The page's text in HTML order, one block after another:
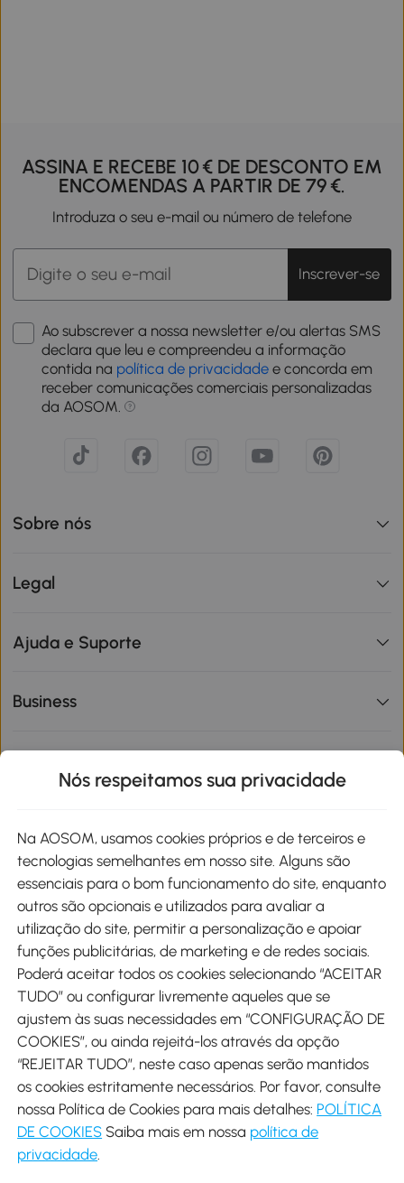
ASSINA E RECEBE 10 € DE DESCONTO EM
ENCOMENDAS A PARTIR DE 79 €.
Introduza o seu e-mail ou número de telefone
Inscrever-se
Ao subscrever a nossa newsletter e/ou alertas SMS
declara que leu e compreendeu a informação
contida na política de privacidade e concorda em
receber comunicações comerciais personalizadas
da AOSOM.
Sobre nós
Legal
Ajuda e Suporte
Business
Métodos de pagamento
Envio
Descarregar Aosom App
Google Play
Nós respeitamos sua privacidade
Na AOSOM, usamos cookies próprios e de terceiros e
tecnologias semelhantes em nosso site. Alguns são
essenciais para o bom funcionamento do site, enquanto
outros são opcionais e utilizados para avaliar a
utilização do site, permitir a personalização e apoiar
funções publicitárias, de marketing e de redes sociais.
Poderá aceitar todos os cookies selecionando “ACEITAR
TUDO” ou configurar livremente aqueles que se
ajustem às suas necessidades em “CONFIGURAÇÃO DE
COOKIES”, ou ainda rejeitá-los através da opção
“REJEITAR TUDO”, neste caso apenas serão mantidos
os cookies estritamente necessários. Por favor, consulte
nossa Política de Cookies para mais detalhes: POLÍTICA
DE COOKIES Saiba mais em nossa política de
privacidade